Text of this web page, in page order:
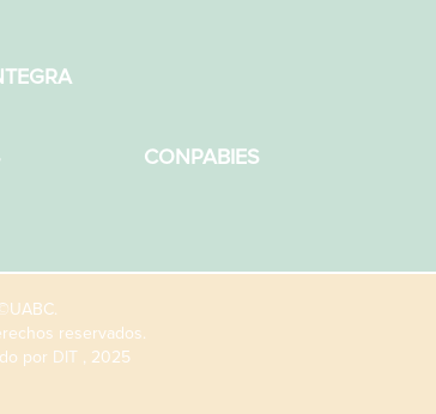
CONPABIES
reservados.
por DIT , 2025